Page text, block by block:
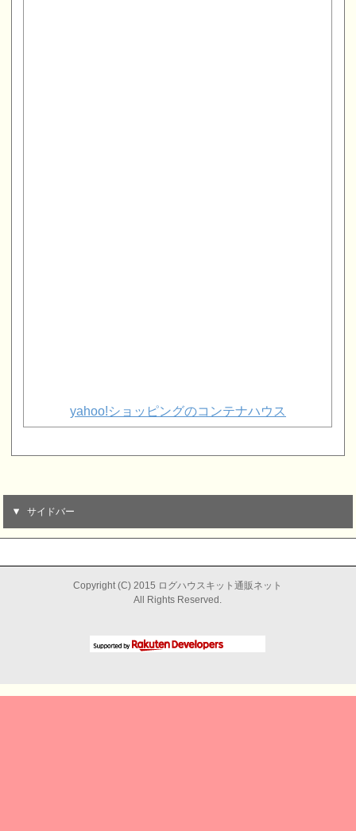
yahoo!ショッピングのコンテナハウス
サイドバー
Copyright (C) 2015 ログハウスキット通販ネット
All Rights Reserved.